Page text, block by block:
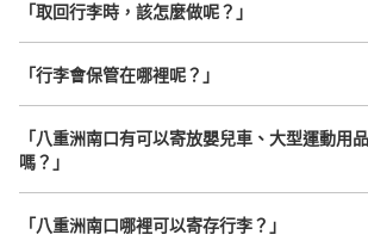
可保管的行李數
大的:3/ ¥800中等的:15/ ¥500小的:1/ ¥400
付款方式
現金, ICカード
查看此投幣式儲物櫃的位置
放下行李，愉快度過一整天
任何尺寸的行李都OK
樂器、嬰兒車、腳踏車等，只要是1個人能搬運的行
「取回行李時，該怎麼做呢？」
「行李會保管在哪裡呢？」
「八重洲南口有可以寄放嬰兒車、大型運動用
嗎？」
「八重洲南口哪裡可以寄存行李？」